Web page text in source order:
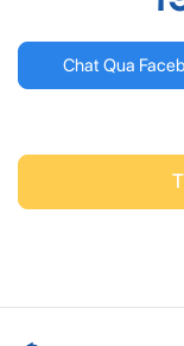
Chat Qua